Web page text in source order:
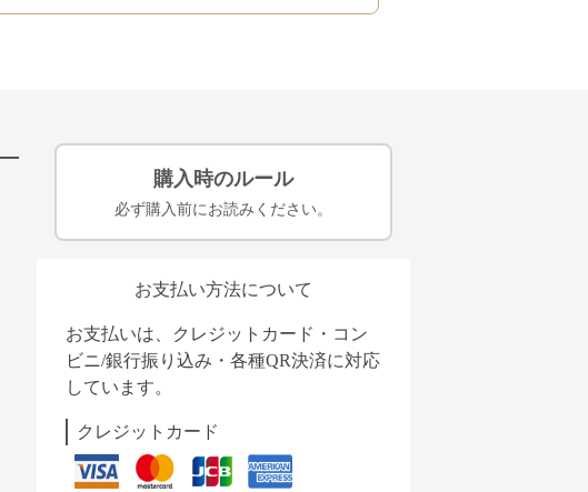
購入時のルール
必ず購入前にお読みください。
お支払い方法について
お支払いは、クレジットカード・コン
ビニ/銀行振り込み・各種QR決済に対応
しています。
クレジットカード